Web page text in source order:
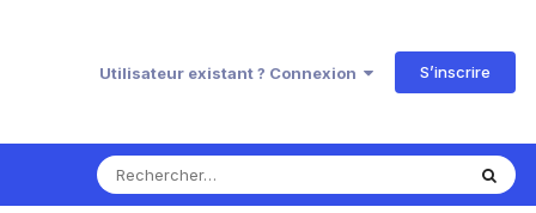
Utilisateur existant ? Connexion S’inscrire